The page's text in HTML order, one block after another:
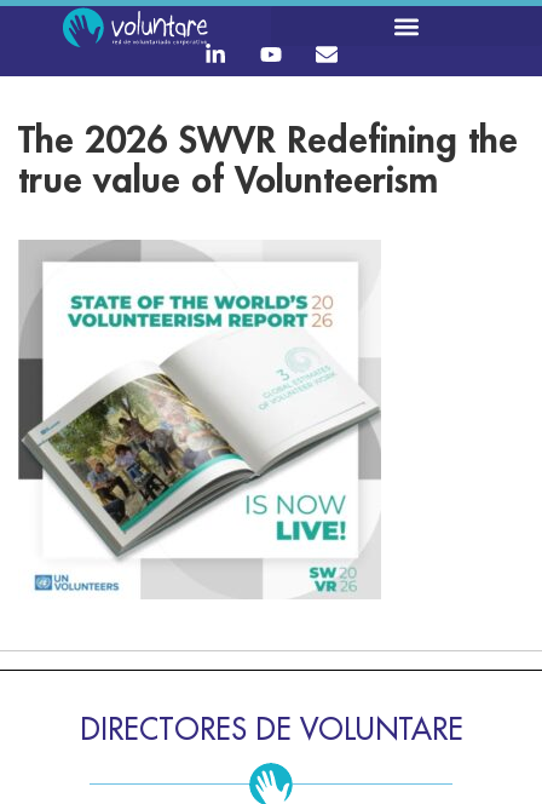
The 2026 SWVR Redefining the
true value of Volunteerism
DIRECTORES DE VOLUNTARE